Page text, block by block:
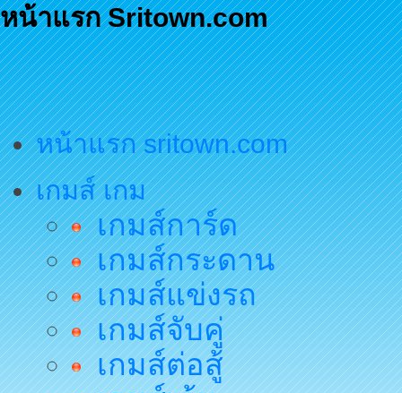
หน้าแรก Sritown.com
หน้าแรก sritown.com
เกมส์ เกม
เกมส์การ์ด
เกมส์กระดาน
เกมส์แข่งรถ
เกมส์จับคู่
เกมส์ต่อสู้